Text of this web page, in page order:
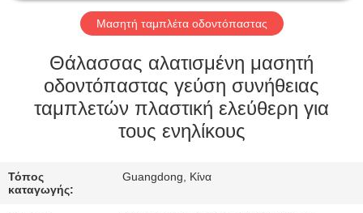
ΓΎΡΟΣ
ΕΡΓΟΣΤΑΣΊΩΝ
ΠΟΙΟΤΙΚΌΣ
Μασητή ταμπλέτα οδοντόπαστας
Θάλασσας αλατισμένη μασητή
οδοντόπαστας γεύση συνήθειας
ταμπλετών πλαστική ελεύθερη για
τους ενηλίκους
Τόπος
καταγωγής:
Guangdong, Κίνα